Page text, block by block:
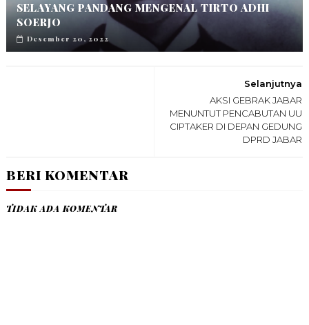
SELAYANG PANDANG MENGENAL TIRTO ADHI
SOERJO
Desember 20, 2022
Selanjutnya
AKSI GEBRAK JABAR
MENUNTUT PENCABUTAN UU
CIPTAKER DI DEPAN GEDUNG
DPRD JABAR
BERI KOMENTAR
TIDAK ADA KOMENTAR